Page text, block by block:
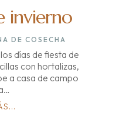
invierno
DE COSECHA
días de fiesta de
con hortalizas,
a casa de campo